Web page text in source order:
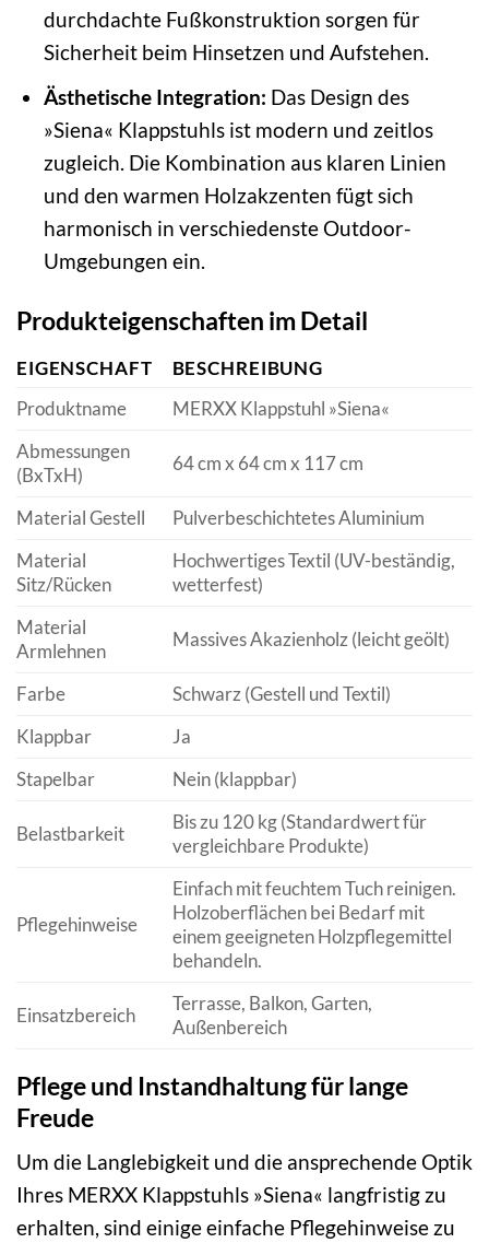
durchdachte Fußkonstruktion sorgen für
Sicherheit beim Hinsetzen und Aufstehen.
Ästhetische Integration: Das Design des
»Siena« Klappstuhls ist modern und zeitlos
zugleich. Die Kombination aus klaren Linien
und den warmen Holzakzenten fügt sich
harmonisch in verschiedenste Outdoor-
Umgebungen ein.
Produkteigenschaften im Detail
EIGENSCHAFT
BESCHREIBUNG
Produktname
MERXX Klappstuhl »Siena«
Abmessungen
(BxTxH)
64 cm x 64 cm x 117 cm
Material Gestell
Pulverbeschichtetes Aluminium
Material
Sitz/Rücken
Hochwertiges Textil (UV-beständig,
wetterfest)
Material
Armlehnen
Massives Akazienholz (leicht geölt)
Farbe
Schwarz (Gestell und Textil)
Klappbar
Ja
Stapelbar
Nein (klappbar)
Belastbarkeit
Bis zu 120 kg (Standardwert für
vergleichbare Produkte)
Pflegehinweise
Einfach mit feuchtem Tuch reinigen.
Holzoberflächen bei Bedarf mit
einem geeigneten Holzpflegemittel
behandeln.
Einsatzbereich
Terrasse, Balkon, Garten,
Außenbereich
Pflege und Instandhaltung für lange
Freude
Um die Langlebigkeit und die ansprechende Optik
Ihres MERXX Klappstuhls »Siena« langfristig zu
erhalten, sind einige einfache Pflegehinweise zu